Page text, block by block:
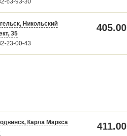
Никольский
35
23-00-43
405.00
Карла Маркса
411.00